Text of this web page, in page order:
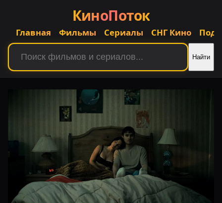
КиноПоток
Главная Фильмы Сериалы СНГ Кино
Найти